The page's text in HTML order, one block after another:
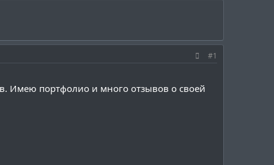
#1
Имею портфолио и много отзывов о своей